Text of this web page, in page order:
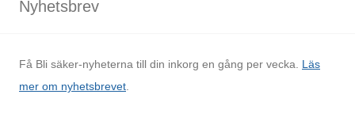
Nyhetsbrev
Få Bli säker-nyheterna till din inkorg en gång per vecka. Läs
mer om nyhetsbrevet